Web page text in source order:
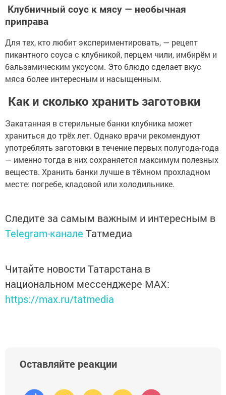
Клубничный соус к мясу — необычная
приправа
Для тех, кто любит экспериментировать, — рецепт
пикантного соуса с клубникой, перцем чили, имбирём и
бальзамическим уксусом. Это блюдо сделает вкус
мяса более интересным и насыщенным.
Как и сколько хранить заготовки
Закатанная в стерильные банки клубника может
храниться до трёх лет. Однако врачи рекомендуют
употреблять заготовки в течение первых полугода-года
— именно тогда в них сохраняется максимум полезных
веществ. Хранить банки лучше в тёмном прохладном
месте: погребе, кладовой или холодильнике.
Следите за самым важным и интересным в
Telegram-канале Татмедиа
Читайте новости Татарстана в
национальном мессенджере MАХ:
https://max.ru/tatmedia
Оставляйте реакции